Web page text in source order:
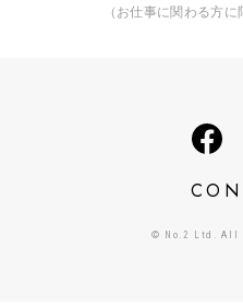
（お仕事に関わる方に
© No.2 Ltd. All